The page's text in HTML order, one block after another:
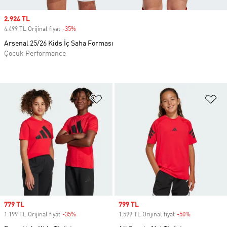
Favori Listesine Ekle
Sale price
779 TL
1.199 TL Orijinal fiyat -35%
Sale price
799 TL
1.599 TL Orijinal fiyat -50%
Sale price
2.924 TL
4.499 TL Orijinal fiyat -35%
Arsenal 25/26 Kids İç Saha Forması
Çocuk Performance